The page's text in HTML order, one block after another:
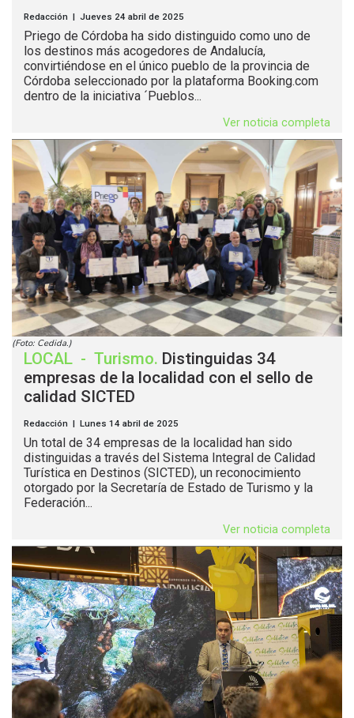
Redacción | Jueves 24 abril de 2025
Priego de Córdoba ha sido distinguido como uno de
los destinos más acogedores de Andalucía,
convirtiéndose en el único pueblo de la provincia de
Córdoba seleccionado por la plataforma Booking.com
dentro de la iniciativa ´Pueblos...
Ver noticia completa
(Foto: Cedida.)
LOCAL - Turismo. Distinguidas 34
empresas de la localidad con el sello de
calidad SICTED
Redacción | Lunes 14 abril de 2025
Un total de 34 empresas de la localidad han sido
distinguidas a través del Sistema Integral de Calidad
Turística en Destinos (SICTED), un reconocimiento
otorgado por la Secretaría de Estado de Turismo y la
Federación...
Ver noticia completa